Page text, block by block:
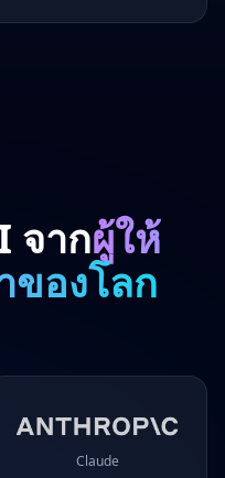
จากผู้ให้
ของโลก
Claude